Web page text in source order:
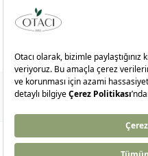
Adres :
Merkez Mah. Bağlar Cad.
© 2024otaci.com